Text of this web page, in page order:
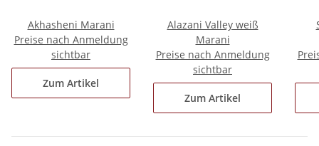
Akhasheni Marani
Preise nach Anmeldung
sichtbar
Zum Artikel
Alazani Valley weiß
Marani
Preise nach Anmeldung
sichtbar
Zum Artikel